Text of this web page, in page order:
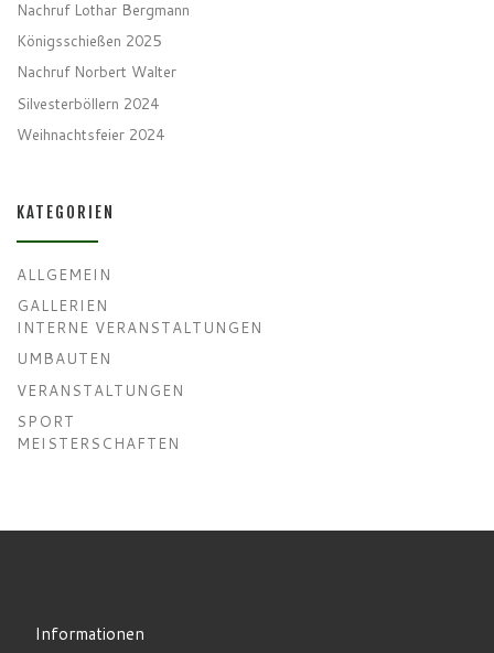
Nachruf Lothar Bergmann
Königsschießen 2025
Nachruf Norbert Walter
Silvesterböllern 2024
Weihnachtsfeier 2024
KATEGORIEN
ALLGEMEIN
GALLERIEN
INTERNE VERANSTALTUNGEN
UMBAUTEN
VERANSTALTUNGEN
SPORT
MEISTERSCHAFTEN
Informationen